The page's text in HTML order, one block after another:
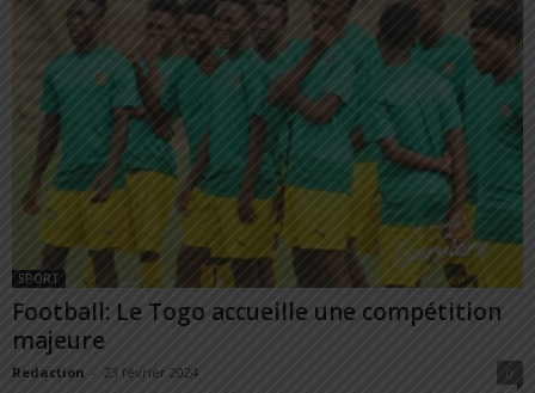
SPORT
Football: Le Togo accueille une compétition
majeure
Redaction - 23 février 2024
0